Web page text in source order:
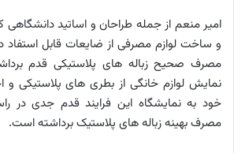
امیر منعم از جمله طراحان و اساتید
و ساخت لوازم مصرفی از ضایعات قابل
مصرف صحیح زباله های پلاستیکی قدم
نمایش لوازم خانگی از بطری های
خود به نمایشگاه این فرایند قدم جدی در
مصرف بهینه زباله های پلاستیک برداشته است.